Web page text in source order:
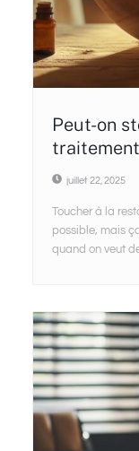
Peut-on
juillet 22, 2025
Toucher à la
possible, mais
quand on veut